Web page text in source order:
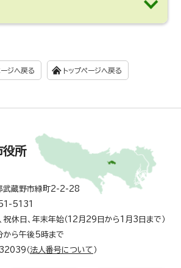
ジへ戻る トップページへ戻る
役所
蔵野市緑町2-2-28
5131
祝休日、年末年始（12月29日から1月3日まで）
から午後5時まで
（ 法人番号について ）